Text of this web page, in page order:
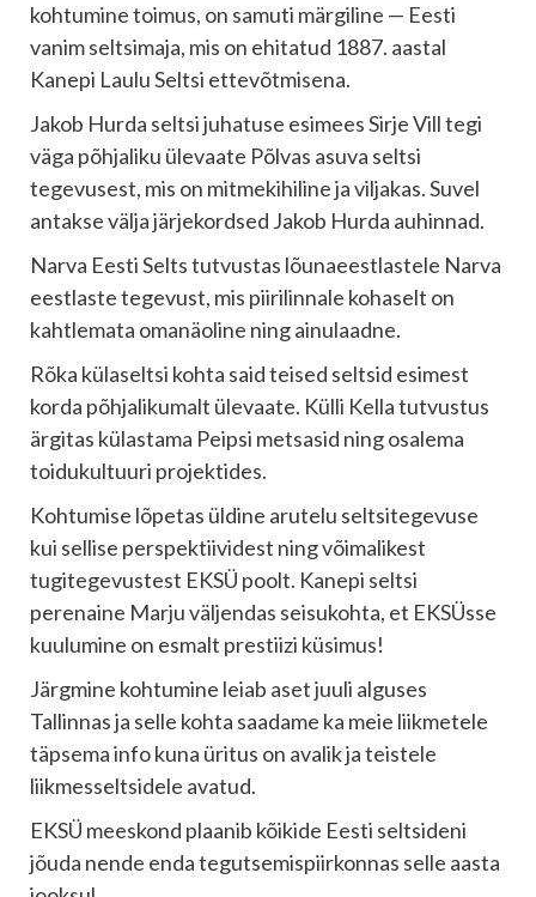
kohtumine toimus, on samuti märgiline — Eesti
vanim seltsimaja, mis on ehitatud 1887. aastal
Kanepi Laulu Seltsi ettevõtmisena.
Jakob Hurda seltsi juhatuse esimees Sirje Vill tegi
väga põhjaliku ülevaate Põlvas asuva seltsi
tegevusest, mis on mitmekihiline ja viljakas. Suvel
antakse välja järjekordsed Jakob Hurda auhinnad.
Narva Eesti Selts tutvustas lõunaeestlastele Narva
eestlaste tegevust, mis piirilinnale kohaselt on
kahtlemata omanäoline ning ainulaadne.
Rõka külaseltsi kohta said teised seltsid esimest
korda põhjalikumalt ülevaate. Külli Kella tutvustus
ärgitas külastama Peipsi metsasid ning osalema
toidukultuuri projektides.
Kohtumise lõpetas üldine arutelu seltsitegevuse
kui sellise perspektiividest ning võimalikest
tugitegevustest EKSÜ poolt. Kanepi seltsi
perenaine Marju väljendas seisukohta, et EKSÜsse
kuulumine on esmalt prestiizi küsimus!
Järgmine kohtumine leiab aset juuli alguses
Tallinnas ja selle kohta saadame ka meie liikmetele
täpsema info kuna üritus on avalik ja teistele
liikmesseltsidele avatud.
EKSÜ meeskond plaanib kõikide Eesti seltsideni
jõuda nende enda tegutsemispiirkonnas selle aasta